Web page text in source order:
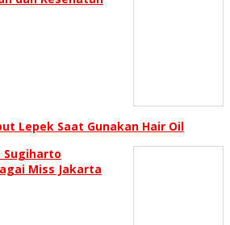
Lepek Saat Gunakan Hair Oil
Sugiharto
Miss Jakarta